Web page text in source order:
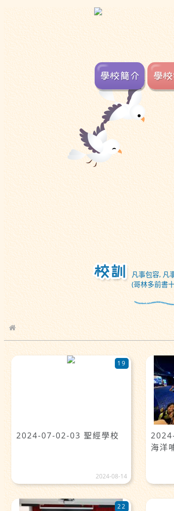
凡事包容, 凡
(哥林多前書
校園相簿
2024-07-02-03 聖經學校
19
2024-08-14
海洋
22